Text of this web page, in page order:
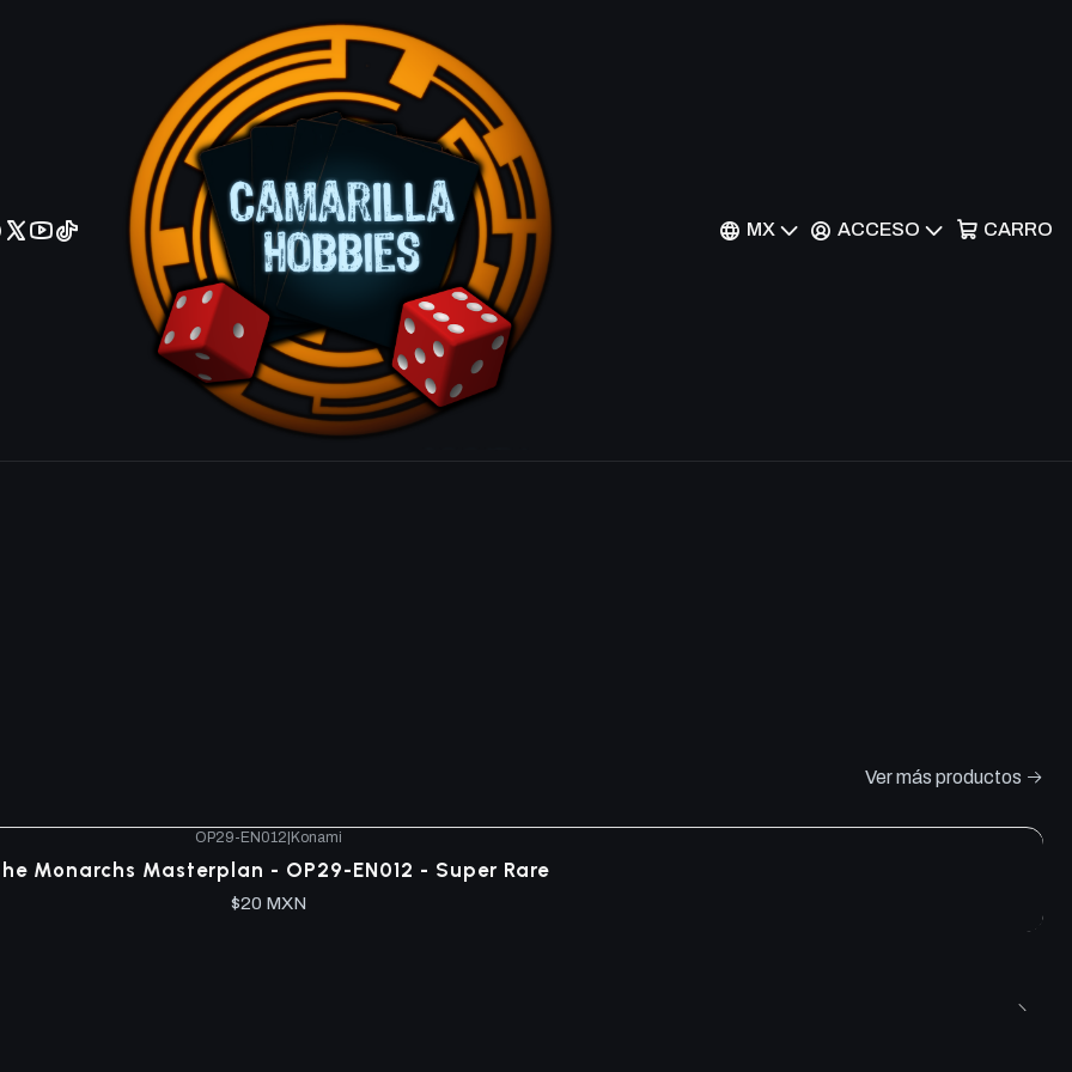
MX ACCESO CARRO
XX-Saber Darksoul - CT08-EN017 -
Super Rare
|
Mostrar stock de ubicaciones
COMPARTIR ESTE PRODUCTO
Ver más productos
OP29-EN012 Konami
Monarchs Masterplan - OP29-EN012 - Super Rare
$20 MXN